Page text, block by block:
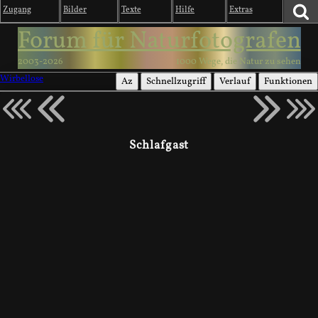
Zugang Bilder Texte Hilfe Extras
Forum für Naturfotografen
2003-2026
1000 Wege, die Natur zu sehen
Wirbellose
Az Schnellzugriff Verlauf Funktionen
Schlafgast